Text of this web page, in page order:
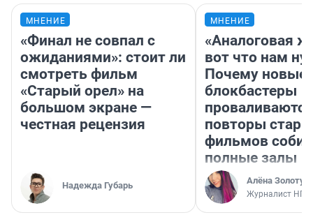
МНЕНИЕ
«Финал не совпал с
ожиданиями»: стоит ли
смотреть фильм
«Старый орел» на
большом экране —
честная рецензия
Надежда Губарь
МНЕНИЕ
«Аналоговая
вот что нам
Почему новые
блокбастеры
повторы
фильмов
полные залы
Алёна
Журналист НГС